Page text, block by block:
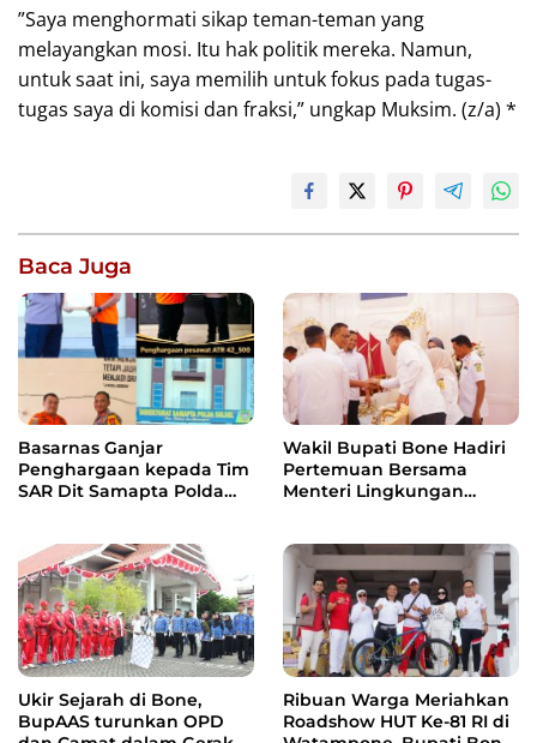
​”Saya menghormati sikap teman-teman yang
melayangkan mosi. Itu hak politik mereka. Namun,
untuk saat ini, saya memilih untuk fokus pada tugas-
tugas saya di komisi dan fraksi,” ungkap Muksim. (z/a) *
Baca Juga
Basarnas Ganjar
Penghargaan kepada Tim
SAR Dit Samapta Polda
Wakil Bupati Bone Hadiri
Pertemuan Bersama
Menteri Lingkungan
PSEL
Ukir Sejarah di Bone,
BupAAS turunkan OPD
Ribuan Warga Meriahkan
Roadshow HUT Ke-81 RI di